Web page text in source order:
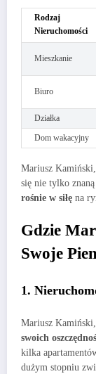
Rodzaj
Nieruchomości
Mieszkanie
Biuro
Działka
Dom wakacyjny
Mariusz
się nie tylko
rośnie w siłę na
Gdzie
Swoje
1.
Mariusz
swoich
kilka
dużym stopniu